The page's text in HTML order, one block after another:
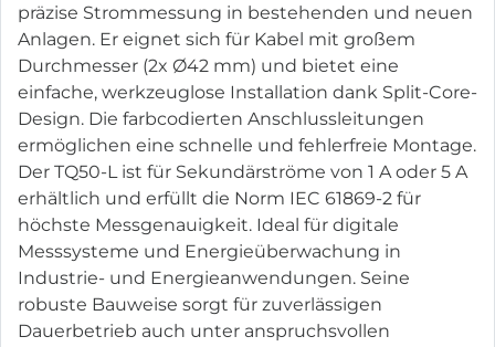
präzise Strommessung in bestehenden und neuen
Anlagen. Er eignet sich für Kabel mit großem
Durchmesser (2x Ø42 mm) und bietet eine
einfache, werkzeuglose Installation dank Split-Core-
Design. Die farbcodierten Anschlussleitungen
ermöglichen eine schnelle und fehlerfreie Montage.
Der TQ50-L ist für Sekundärströme von 1 A oder 5 A
erhältlich und erfüllt die Norm IEC 61869-2 für
höchste Messgenauigkeit. Ideal für digitale
Messsysteme und Energieüberwachung in
Industrie- und Energieanwendungen. Seine
robuste Bauweise sorgt für zuverlässigen
Dauerbetrieb auch unter anspruchsvollen